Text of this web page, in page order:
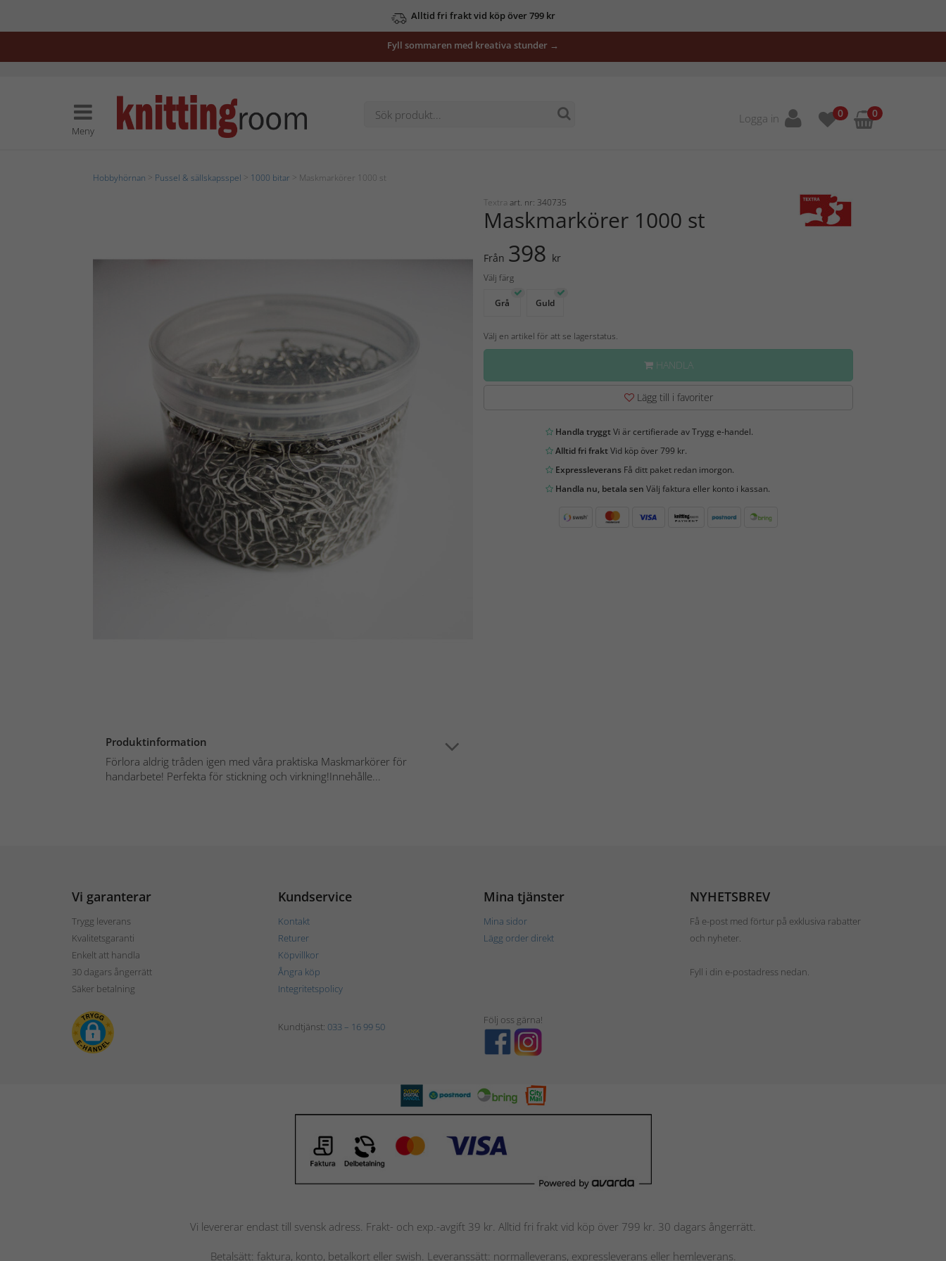
Alltid fri frakt vid köp över 799 kr
Fyll sommaren med kreativa stunder →
Meny
Logga in 0 0
Hobbyhörnan Pussel & sällskapsspel 1000 bitar > Maskmarkörer 1000 st
Produktinformation
Förlora aldrig tråden igen med våra praktiska Maskmarkörer för
handarbete! Perfekta för stickning och virkning!Innehålle...
Textra art. nr: 340735
Maskmarkörer 1000 st
Från 398 kr
Välj färg
Grå Guld
Välj en artikel för att se lagerstatus.
HANDLA
Lägg till i favoriter
Handla tryggtVi är certifierade av Trygg e-handel.
Alltid fri fraktVid köp över 799 kr.
ExpressleveransFå ditt paket redan imorgon.
Handla nu, betala sen Välj faktura eller konto i kassan.
Vi garanterar
Trygg leverans
Kvalitetsgaranti
Enkelt att handla
30 dagars ångerrätt
Säker betalning
Kundservice
Kontakt
Returer
Köpvillkor
Ångra köp
Integritetspolicy
Mina tjänster
Mina sidor
Lägg order direkt
NYHETSBREV
Få e-post med förtur på exklusiva rabatter
och nyheter.
Fyll i din e-postadress nedan.
Kundtjänst: 033 – 16 99 50
Följ oss gärna!
Vi levererar endast till svensk adress. Frakt- och exp.-avgift 39 kr. Alltid fri frakt vid köp över 799 kr. 30 dagars ångerrätt.
Betalsätt: faktura, konto, betalkort eller swish. Leveranssätt: normalleverans, expressleverans eller hemleverans.